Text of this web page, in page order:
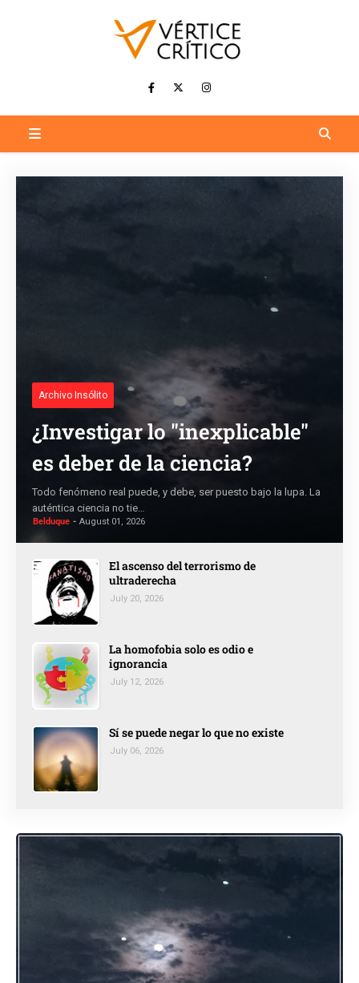
Archivo Insólito
¿Investigar lo "inexplicable"
es deber de la ciencia?
Todo fenómeno real puede, y debe, ser puesto bajo la lupa. La
auténtica ciencia no tie…
Belduque August 01, 2026
El ascenso del terrorismo de
ultraderecha
July 20, 2026
La homofobia solo es odio e
ignorancia
July 12, 2026
Sí se puede negar lo que no existe
July 06, 2026